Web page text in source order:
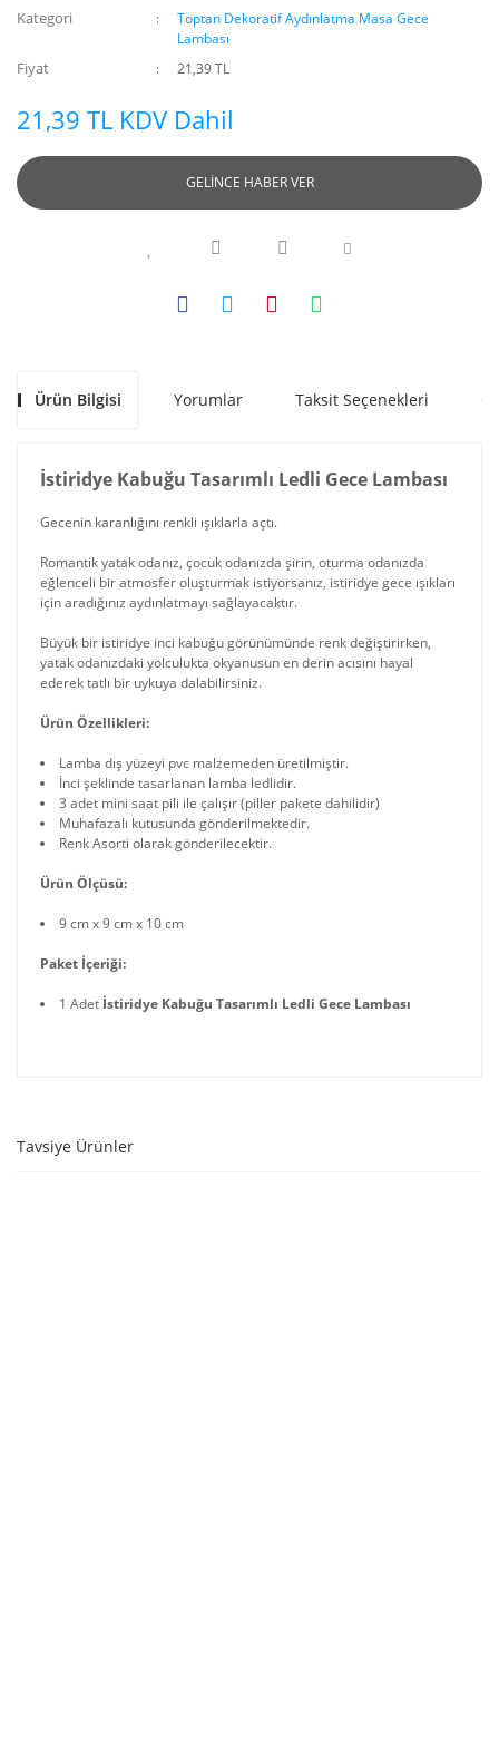
Kategori
Toptan Dekoratif Aydınlatma Masa Gece
Lambası
Fiyat 21,39 TL
21,39 TL KDV Dahil
GELİNCE HABER VER
Ürün Bilgisi Yorumlar Taksit Seçenekleri
İstiridye Kabuğu Tasarımlı Ledli Gece Lambası
Gecenin karanlığını renkli ışıklarla açtı.
Romantik yatak odanız, çocuk odanızda şirin, oturma odanızda
eğlenceli bir atmosfer oluşturmak istiyorsanız, istiridye gece ışıkları
için aradığınız aydınlatmayı sağlayacaktır.
Büyük bir istiridye inci kabuğu görünümünde renk değiştirirken,
yatak odanızdaki yolculukta okyanusun en derin acısını hayal
ederek tatlı bir uykuya dalabilirsiniz.
Ürün Özellikleri:
Lamba dış yüzeyi pvc malzemeden üretilmiştir.
İnci şeklinde tasarlanan lamba ledlidir.
3 adet mini saat pili ile çalışır (piller pakete dahilidir)
Muhafazalı kutusunda gönderilmektedir.
Renk Asorti olarak gönderilecektir.
Ürün Ölçüsü:
9 cm x 9 cm x 10 cm
Paket İçeriği:
1 Adet İstiridye Kabuğu Tasarımlı Ledli Gece Lambası
Tavsiye Ürünler